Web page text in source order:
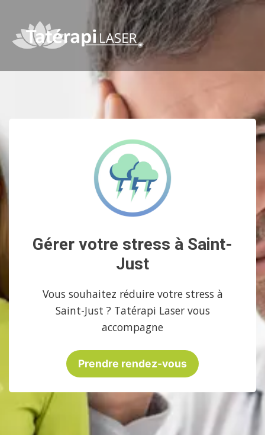
Gérer votre stress à Saint-
Just
Vous souhaitez réduire votre stress à
Saint-Just ? Tatérapi Laser vous
accompagne
Prendre rendez-vous